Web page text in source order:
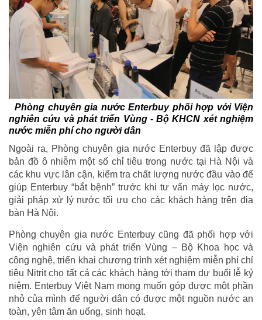
Phòng chuyên gia nước Enterbuy phối hợp với Viện
nghiên cứu và phát triển Vùng - Bộ KHCN xét nghiệm
nước miễn phí cho người dân
Ngoài ra, Phòng chuyên gia nước Enterbuy đã lập được
bản đồ ô nhiễm một số chỉ tiêu trong nước tại Hà Nội và
các khu vực lân cận, kiểm tra chất lượng nước đầu vào để
giúp Enterbuy “bắt bệnh” trước khi tư vấn máy lọc nước,
giải pháp xử lý nước tối ưu cho các khách hàng trên địa
bàn Hà Nội.
Phòng chuyên gia nước Enterbuy cũng đã phối hợp với
Viện nghiên cứu và phát triển Vùng – Bộ Khoa học và
công nghệ, triển khai chương trình xét nghiệm miễn phí chỉ
tiêu Nitrit cho tất cả các khách hàng tới tham dự buổi lễ kỷ
niệm. Enterbuy Việt Nam mong muốn góp được một phần
nhỏ của mình để người dân có được một nguồn nước an
toàn, yên tâm ăn uống, sinh hoạt.